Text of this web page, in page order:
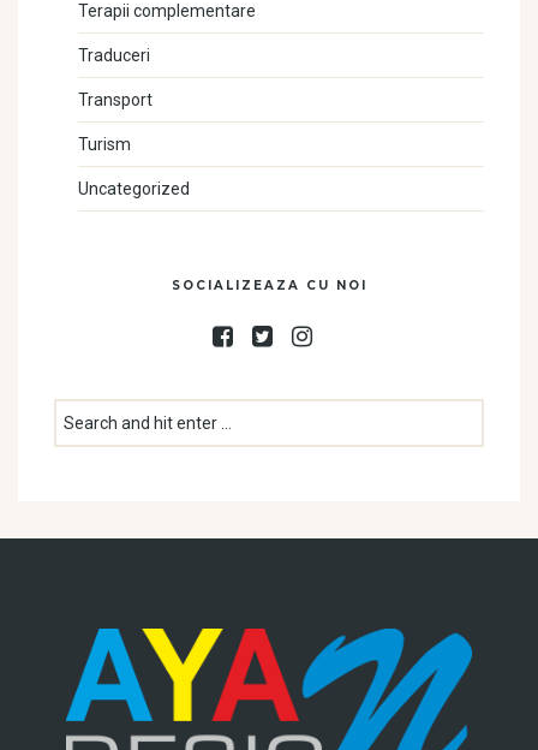
Terapii complementare
Traduceri
Transport
Turism
Uncategorized
SOCIALIZEAZA CU NOI